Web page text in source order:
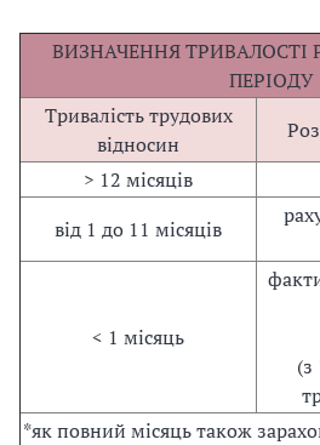
ВИЗНАЧЕННЯ ТРИВАЛОСТІ
ПЕРІОДУ
Тривалість трудових
відносин
> 12 місяців
від 1 до 11 місяців
< 1 місяць
(з
*як повний місяць також